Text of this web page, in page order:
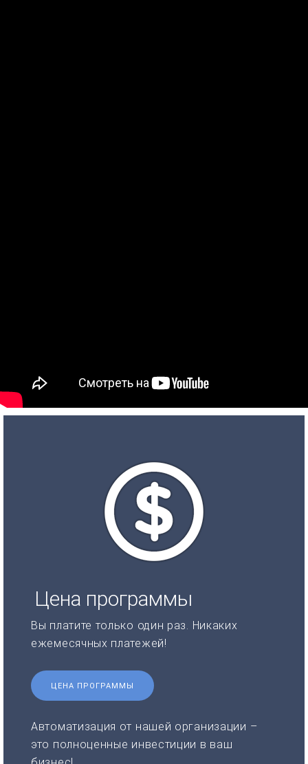
Цена программы
Вы платите только один раз. Никаких
ежемесячных платежей!
ЦЕНА ПРОГРАММЫ
Автоматизация от нашей организации –
это полноценные инвестиции в ваш